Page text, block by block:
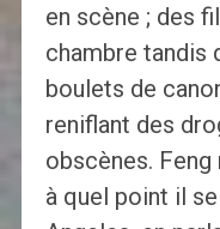
en scène ; des
chambre tandis
boulets de
reniflant des
obscènes.
à quel point il